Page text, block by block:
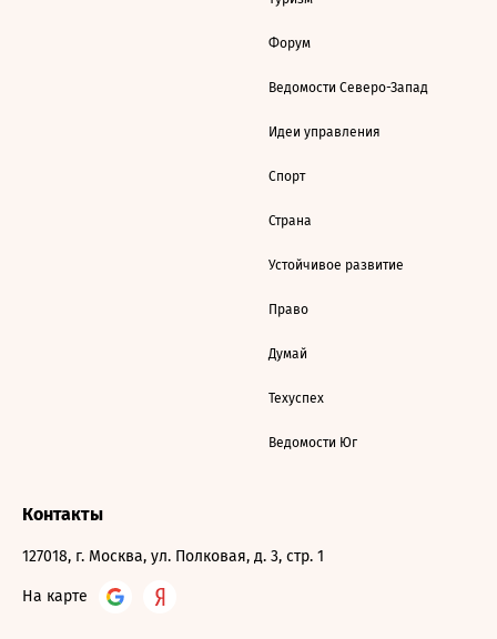
Форум
Ведомости Северо-Запад
Идеи управления
Спорт
Страна
Устойчивое развитие
Право
Думай
Техуспех
Ведомости Юг
Контакты
127018, г. Москва, ул. Полковая, д. 3, стр. 1
На карте